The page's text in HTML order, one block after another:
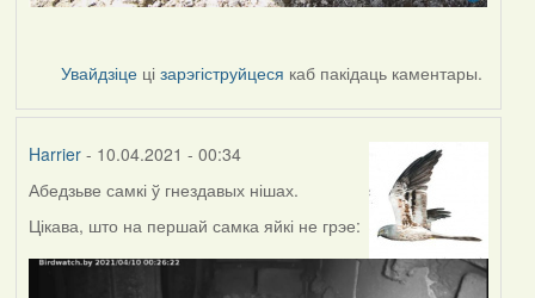
Увайдзіце цізарэгіструйцеся каб пакідаць каментары.
Harrier- 10.04.2021 - 00:34
Абедзьве самкі ў гнездавых нішах.
Цікава, што на першай самка яйкі не грэе: